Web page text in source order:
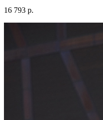
16 793 р.